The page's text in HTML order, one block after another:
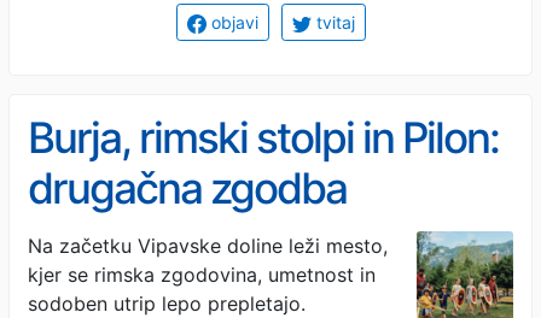
objavi tvitaj
Burja, rimski stolpi in Pilon:
drugačna zgodba
Ajdovščine
Na začetku Vipavske doline leži mesto,
kjer se rimska zgodovina, umetnost in
sodoben utrip lepo prepletajo.